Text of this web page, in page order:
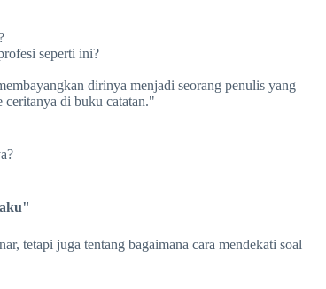
seperti ini?
dirinya menjadi seorang penulis yang
di buku catatan."
tetapi juga tentang bagaimana cara mendekati soal